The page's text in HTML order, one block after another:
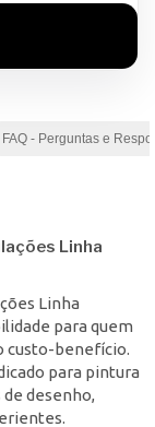
FAQ - Perguntas e
Linha
Linha
para quem
custo-benefício.
para pintura
desenho,